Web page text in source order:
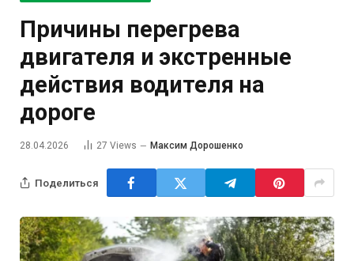
Причины перегрева
двигателя и экстренные
действия водителя на
дороге
28.04.2026 27 Views Максим Дорошенко
Поделиться